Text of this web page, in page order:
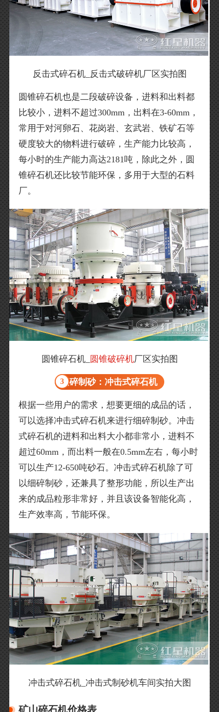
反击式碎石机_反击式破碎机厂区实拍图
圆锥碎石机也是二段破碎设备，进料和出料都
比较小，进料不超过300mm，出料在3-60mm，
常用于对河卵石、花岗岩、玄武岩、铁矿石等
硬度较大的物料进行破碎，生产能力比较高，
每小时的生产能力高达2181吨，除此之外，圆
锥碎石机还比较节能环保，多用于大型的石料
厂。
圆锥碎石机_ 圆锥破碎机厂区实拍图
3
细碎制砂：冲击式碎石机
根据一些用户的需求，想要更细的成品的话，
可以选择冲击式碎石机来进行细碎制砂。冲击
式碎石机的进料和出料大小都非常小，进料不
超过60mm，而出料一般在0.5mm左右，每小时
可以生产12-650吨砂石。冲击式碎石机除了可
以细碎制砂，还兼具了整形功能，所以生产出
来的成品粒形非常好，并且该设备智能化高，
生产效率高，节能环保。
冲击式碎石机_冲击式制砂机车间实拍大图
矿山碎石机价格表